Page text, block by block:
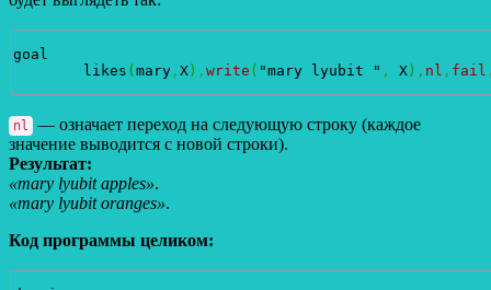
goal
likes ( mary , X ) , write ( "mary lyubit " , X ) , nl , fail
nl
— означает переход на следующую строку (каждое
значение выводится с новой строки).
Результат:
«mary lyubit apples».
«mary lyubit oranges».
Код программы целиком: